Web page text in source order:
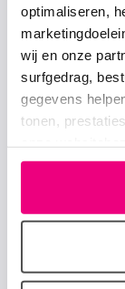
optimaliseren,
wij en onze
surfgedrag,
gegevens
tonen,
moment
linksonder elke
in het tabblad